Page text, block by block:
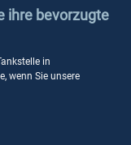
ihre bevorzugte
in
wenn Sie unsere